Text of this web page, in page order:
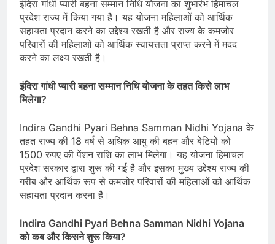
इंदिरा गांधी प्यारी बहना सम्मान निधि योजना का शुभारंभ हिमाचल
प्रदेश राज्य में किया गया है। यह योजना महिलाओं को आर्थिक
सहायता प्रदान करने का उद्देश्य रखती है और राज्य के कमजोर
परिवारों की महिलाओं को आर्थिक स्वायत्तता प्राप्त करने में मदद
करने का लक्ष्य रखती है।
इंदिरा गांधी प्यारी बहना सम्मान निधि योजना के तहत किसे लाभ
मिलेगा?
Indira Gandhi Pyari Behna Samman Nidhi Yojana के
तहत राज्य की 18 वर्ष से अधिक आयु की बहन और बेटियों को
1500 रुपए की पेंशन राशि का लाभ मिलेगा। यह योजना हिमाचल
प्रदेश सरकार द्वारा शुरू की गई है और इसका मुख्य उद्देश्य राज्य की
गरीब और आर्थिक रूप से कमजोर परिवारों की महिलाओं को आर्थिक
सहायता प्रदान करना है।
Indira Gandhi Pyari Behna Samman Nidhi Yojana
को कब और किसने शुरू किया?